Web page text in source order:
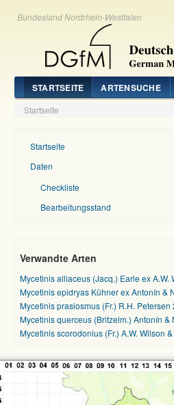
Bundesland Nordrhein-Westfalen
STARTSEITE ARTENSUCHE
Startseite
Startseite
Daten
Checkliste
Bearbeitungsstand
Verwandte Arten
Mycetinis alliaceus (Jacq.) Earle ex A.W.
Mycetinis epidryas Kühner ex Antonín &
Mycetinis prasiosmus (Fr.) R.H. Petersen
Mycetinis querceus (Britzelm.) Antonín &
Mycetinis scorodonius (Fr.) A.W. Wilson